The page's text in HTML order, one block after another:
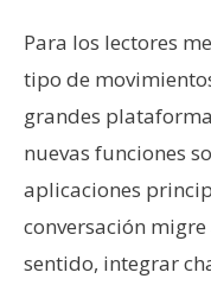
a
d
Para los lectores
tipo de
grandes
nuevas funciones
aplicaciones
conversación migre
sentido, integrar